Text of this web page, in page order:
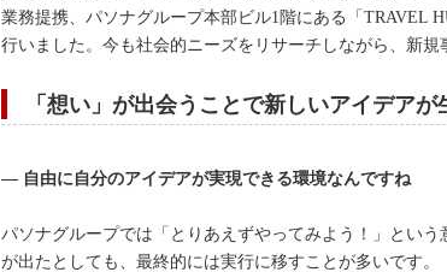
業務提携、パソナグループ本部ビル1階にある「TRAVEL
行いました。今も社会的ニーズをリサーチしながら、新規
「想い」が出会うことで新しいアイデアが
― 自由に自分のアイデアが実現できる環境なんですね
パソナグループでは「とりあえずやってみよう！」とい
が出たとしても、最終的には実行に移すことが多いです。